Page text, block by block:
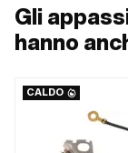
Gli
hanno
CALDO